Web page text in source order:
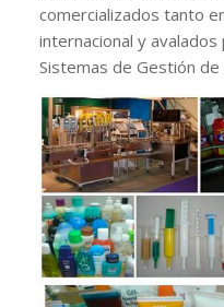
comercializados tanto
internacional y
Sistemas de Gestión